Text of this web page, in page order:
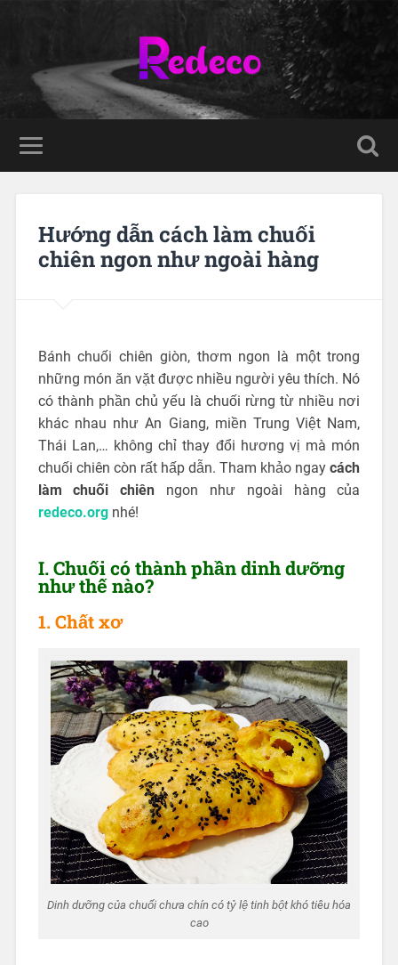
Hướng dẫn cách làm chuối
chiên ngon như ngoài hàng
Bánh chuối chiên giòn, thơm ngon là một trong
những món ăn vặt được nhiều người yêu thích. Nó
có thành phần chủ yếu là chuối rừng từ nhiều nơi
khác nhau như An Giang, miền Trung Việt Nam,
Thái Lan,… không chỉ thay đổi hương vị mà món
chuối chiên còn rất hấp dẫn. Tham khảo ngaycách
làm chuối chiên ngon như ngoài hàng của
redeco.orgnhé!
I. Chuối có thành phần dinh dưỡng
như thế nào?
1. Chất xơ
Dinh dưỡng của chuối chưa chín có tỷ lệ tinh bột khó tiêu hóa
cao